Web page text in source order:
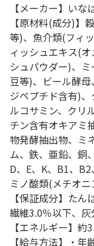
【メーカー】いな
【原材料(成分)】
等)、魚介類(フィ
ィッシュエキス(
シュパウダー)、
豆等)、ビール酵
ジペプチド含有)
ルコサミン、クリ
チン含有オキアミ
物発酵抽出物、ミ
ム、鉄、亜鉛、銅
D、E、K、B1、
ミノ酸類(メチオ
【保証成分】た
繊維3.0％以下、
【エネルギー】
【給与方法】・